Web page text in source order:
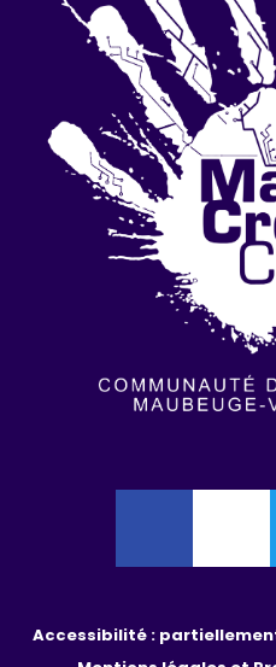
Accessibilité :